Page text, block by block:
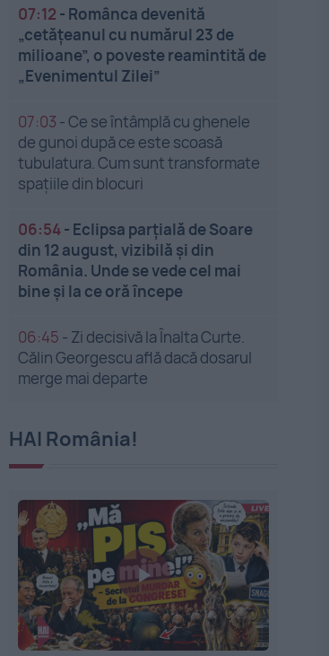
07:12 - Românca devenită
„cetățeanul cu numărul 23 de
milioane”, o poveste reamintită de
„Evenimentul Zilei”
07:03 -Ce se întâmplă cu ghenele
de gunoi după ce este scoasă
tubulatura. Cum sunt transformate
spațiile din blocuri
06:54- Eclipsa parțială de Soare
din 12 august, vizibilă și din
România. Unde se vede cel mai
bine și la ce oră începe
06:45 - Zi decisivă la Înalta Curte.
Călin Georgescu află dacă dosarul
merge mai departe
HAI România!